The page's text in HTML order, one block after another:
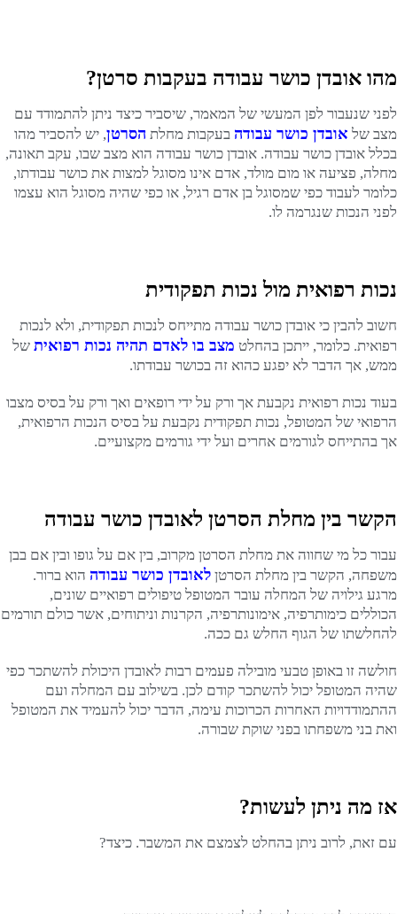
מהו אובדן כושר עבודה בעקבות סרטן?
לפני שנעבור לפן המעשי של המאמר, שיסביר כיצד ניתן להתמודד עם
מצב של אובדן כושר עבודה בעקבות מחלת הסרטן, יש להסביר מהו
בכלל אובדן כושר עבודה. אובדן כושר עבודה הוא מצב שבו, עקב תאונה,
מחלה, פציעה או מום מולד, אדם אינו מסוגל למצות את כושר עבודתו,
כלומר לעבוד כפי שמסוגל בן אדם רגיל, או כפי שהיה מסוגל הוא עצמו
לפני הנכות שנגרמה לו.
נכות רפואית מול נכות תפקודית
חשוב להבין כי אובדן כושר עבודה מתייחס לנכות תפקודית, ולא לנכות
רפואית. כלומר, ייתכן בהחלט מצב בו לאדם תהיה נכות רפואית של
ממש, אך הדבר לא יפגע כהוא זה בכושר עבודתו.
בעוד נכות רפואית נקבעת אך ורק על ידי רופאים ואך ורק על בסיס מצבו
הרפואי של המטופל, נכות תפקודית נקבעת על בסיס הנכות הרפואית,
אך בהתייחס לגורמים אחרים ועל ידי גורמים מקצועיים.
הקשר בין מחלת הסרטן לאובדן כושר עבודה
עבור כל מי שחווה את מחלת הסרטן מקרוב, בין אם על גופו ובין אם בבן
משפחה, הקשר בין מחלת הסרטן לאובדן כושר עבודה הוא ברור.
מרגע גילויה של המחלה עובר המטופל טיפולים רפואיים שונים,
הכוללים כימותרפיה, אימונותרפיה, הקרנות וניתוחים, אשר כולם תורמים
להחלשתו של הגוף החלש גם ככה.
חולשה זו באופן טבעי מובילה פעמים רבות לאובדן היכולת להשתכר כפי
שהיה המטופל יכול להשתכר קודם לכן. בשילוב עם המחלה ועם
ההתמודדויות האחרות הכרוכות עימה, הדבר יכול להעמיד את המטופל
ואת בני משפחתו בפני שוקת שבורה.
אז מה ניתן לעשות?
עם זאת, לרוב ניתן בהחלט לצמצם את המשבר. כיצד?